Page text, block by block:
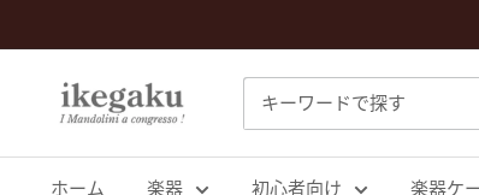
ン
Mandolin
&
Guitar
ホーム 楽器 初心者向け 楽器ケ